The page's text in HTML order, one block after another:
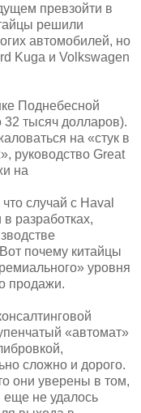
превзойти в
решили
автомобилей, но
Kuga и Volkswagen
Поднебесной
32 тысяч долларов).
на «стук в
руководство Great
на
случай с Haval
разработках,
почему китайцы
уровня
продажи.
«автомат»
сложно и дорого.
они уверены в том,
еще не удалось